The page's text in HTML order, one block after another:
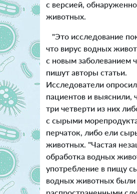
с версией,
животных.
"Это исследование
что вирус водных
с новым заболеванием
пишут авторы статьи.
Исследователи
пациентов и выяснили,
три четверти из них
с сырыми
перчаток, либо ели
животных. "Частая
обработка водных
употребление в пищу
водных животных были